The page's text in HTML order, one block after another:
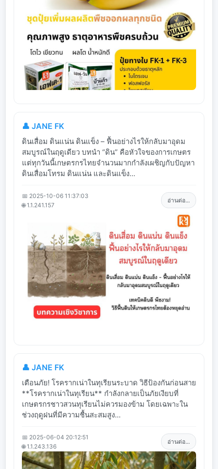
👤 JANE FK
ดินเสื่อม ดินแน่น ดินแข็ง – ฟื้นอย่างไรให้กลับมาอุดม
สมบูรณ์ในฤดูเดียว บทนำ “ดิน” คือหัวใจของการเกษตร
แต่ทุกวันนี้เกษตรกรไทยจำนวนมากกำลังเผชิญกับปัญหา
ดินเสื่อมโทรม ดินแน่น และดินแข็ง...
📅 2025-10-06 11:37:03
🌐 1.1.241.157
อ่านต่อ...
👤 JANE FK
เตือนภัย! โรครากเน่าในทุเรียนระบาด วิธีป้องกันก่อนสาย
**โรครากเน่าในทุเรียน** กำลังกลายเป็นภัยเงียบที่
เกษตรกรชาวสวนทุเรียนไม่ควรมองข้าม โดยเฉพาะใน
ช่วงฤดูฝนที่มีความชื้นสะสมสูง...
📅 2025-06-04 20:12:51
🌐 1.1.243.136
อ่านต่อ...